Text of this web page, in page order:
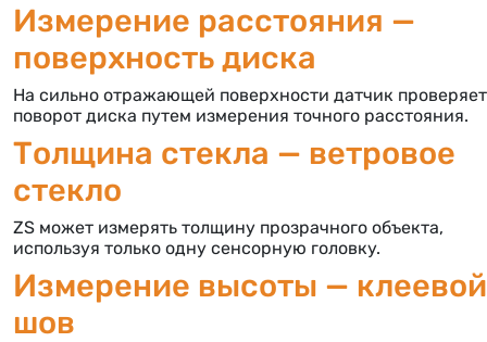
Измерение расстояния —
поверхность диска
На сильно отражающей поверхности датчик проверяет
поворот диска путем измерения точного расстояния.
Толщина стекла — ветровое
стекло
ZS может измерять толщину прозрачного объекта,
используя только одну сенсорную головку.
Измерение высоты — клеевой
шов